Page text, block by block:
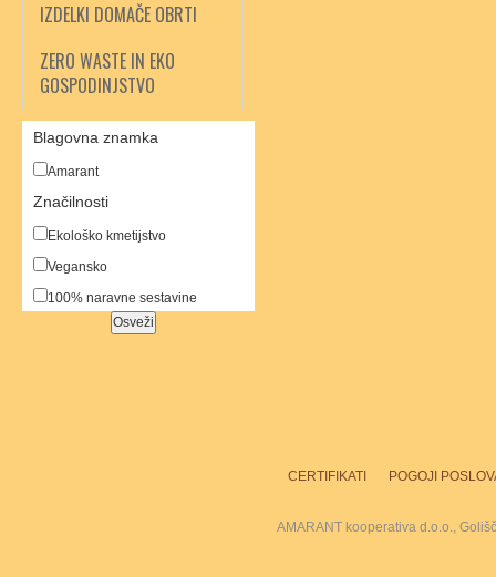
IZDELKI DOMAČE OBRTI
ZERO WASTE IN EKO
GOSPODINJSTVO
Blagovna znamka
Amarant
Značilnosti
Ekološko kmetijstvo
Vegansko
100% naravne sestavine
CERTIFIKATI POGOJI
AMARANT kooperativa d.o.o.,